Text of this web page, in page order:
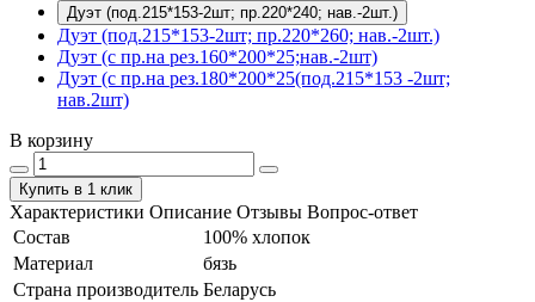
Дуэт (под.215*153-2шт; пр.220*240; нав.-2шт.)
Дуэт (под.215*153-2шт; пр.220*260; нав.-2шт.)
Дуэт (с пр.на рез.160*200*25;нав.-2шт)
Дуэт (с пр.на рез.180*200*25(под.215*153 -2шт;
нав.2шт)
В корзину
Купить в 1 клик
Характеристики Описание Отзывы Вопрос-ответ
Состав
100% хлопок
Материал
бязь
Страна производитель Беларусь